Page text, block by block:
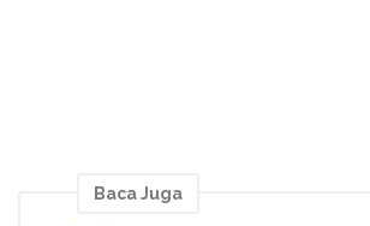
Baca Juga